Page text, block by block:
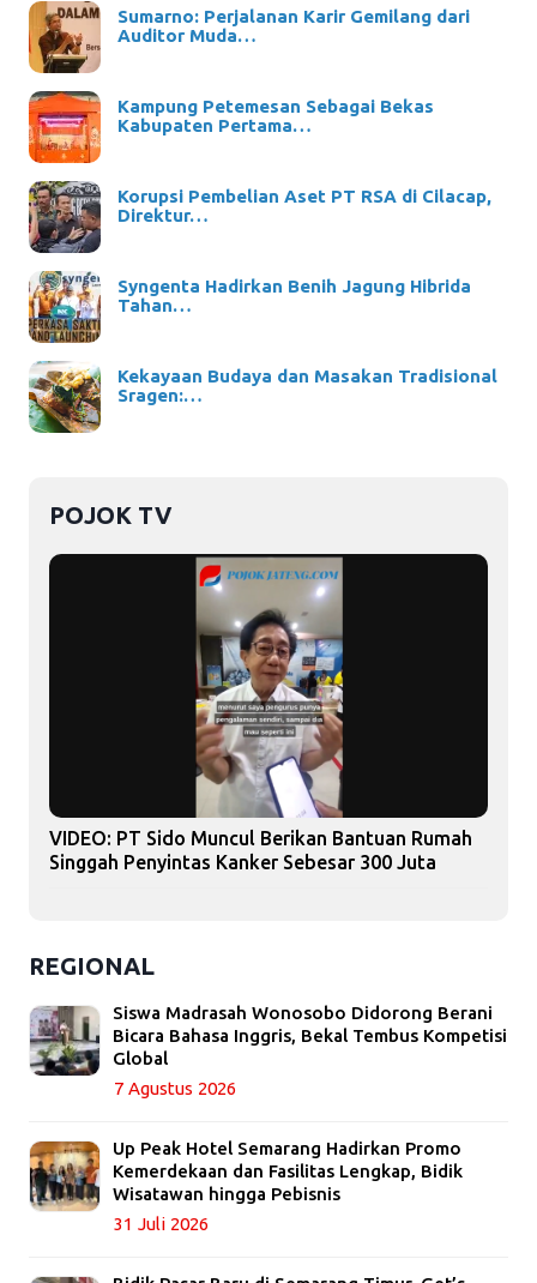
Sumarno: Perjalanan Karir Gemilang dari
Auditor Muda…
Kampung Petemesan Sebagai Bekas
Kabupaten Pertama…
Korupsi Pembelian Aset PT RSA di Cilacap,
Direktur…
Syngenta Hadirkan Benih Jagung Hibrida
Tahan…
Kekayaan Budaya dan Masakan Tradisional
Sragen:…
POJOK TV
VIDEO: PT Sido Muncul Berikan Bantuan Rumah
Singgah Penyintas Kanker Sebesar 300 Juta
REGIONAL
Siswa Madrasah Wonosobo Didorong Berani
Bicara Bahasa Inggris, Bekal Tembus Kompetisi
Global
7 Agustus 2026
Up Peak Hotel Semarang Hadirkan Promo
Kemerdekaan dan Fasilitas Lengkap, Bidik
Wisatawan hingga Pebisnis
31 Juli 2026